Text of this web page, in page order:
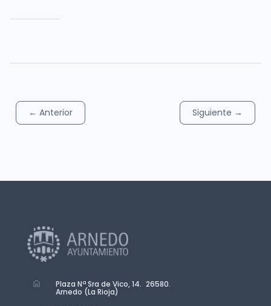
← Anterior Siguiente →
Plaza Nª Sra de Vico, 14. 26580.
Arnedo (La Rioja)